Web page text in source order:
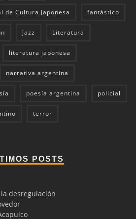
de Cultura Japonesa fantástico
Jazz Literatura
literatura japonesa
narrativa argentina
poesía argentina policial
terror
POSTS
desregulación